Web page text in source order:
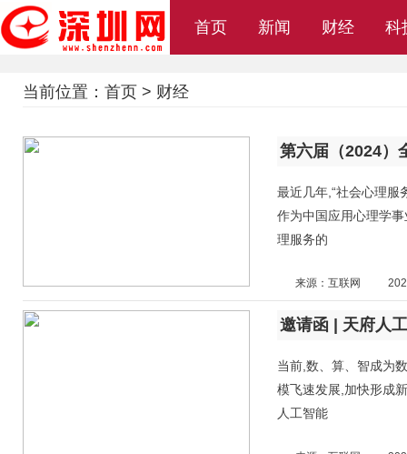
首页 新闻 财经 科
当前位置： 首页 > 财经
第六届（2024）
最近几年,“社会心理服
作为中国应用心理学
理服务的
来源：互联网
当前,数、算、智成为
模飞速发展,加快形成
人工智能